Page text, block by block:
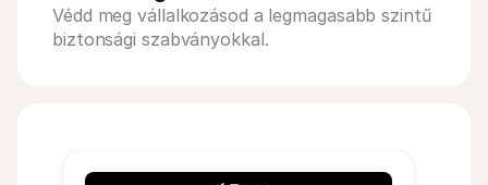
Védd meg vállalkozásod a legmagasabb szintű
biztonsági szabványokkal.